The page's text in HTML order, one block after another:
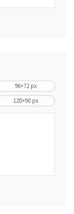
96×72 px
120×90 px